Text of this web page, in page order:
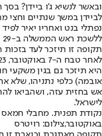
ובאשר לנשיא ג’ו ביידן?
לביידן במשך שנתיים וחצי
ללשכת ראש הממשלה ב-29 בדצמבר, 2022, לאחר ניצחונו בבחירות).
תקופה זו תיזכר לעד
היא תיזכר גם בגין משקעי
אובמה) כלפי נתניהו,
אש בחזית עזה, ושהביאו
לישראל.
באוקטובר,צילום: רויטרס